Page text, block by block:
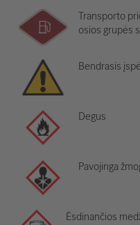
Transporto
osios grupės
Bendrasis
Degus
Pavojinga
Ėsdinančios